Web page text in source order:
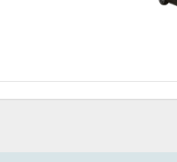
Exist E27099BF4